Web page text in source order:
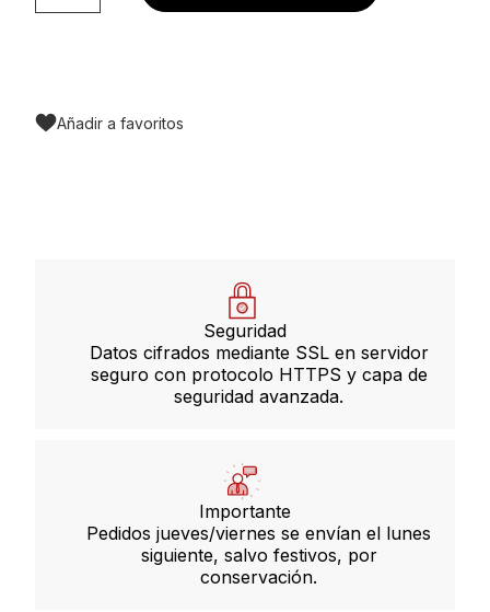
Añadir a favoritos
Seguridad
Datos cifrados mediante SSL en servidor
seguro con protocolo HTTPS y capa de
seguridad avanzada.
Importante
Pedidos jueves/viernes se envían el lunes
siguiente, salvo festivos, por
conservación.